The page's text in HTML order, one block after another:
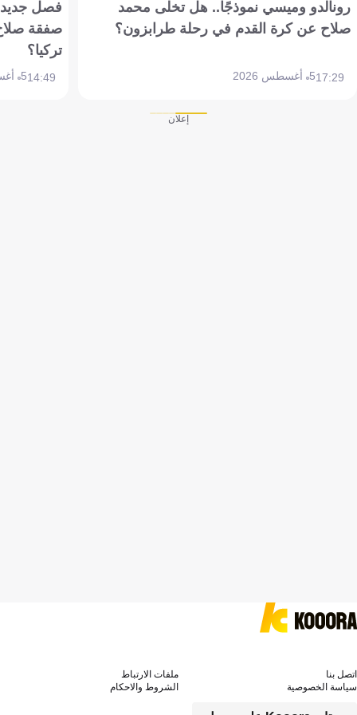
رونالدو وميسي نموذجًا.. هل تخلى محمد
صلاح عن كرة القدم في رحلة طرابزون؟
17:295 أغسطس 2026
فصل جديد
صفقة
تركيا؟
14:495 أغسطس 2026
إعلان
اتصل بنا
ملفات الارتباط
سياسة الخصوصية
الشروط والاحكام